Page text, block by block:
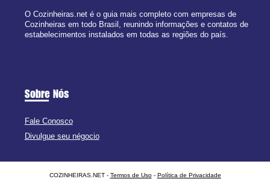
O Cozinheiras.net é o guia mais completo com empresas de
Cozinheiras em todo Brasil, reunindo informações e contatos de
estabelecimentos instalados em todas as regiões do país.
Sobre Nós
Fale Conosco
Divulgue seu négocio
COZINHEIRAS.NET - Termos de Uso- Política de Privacidade